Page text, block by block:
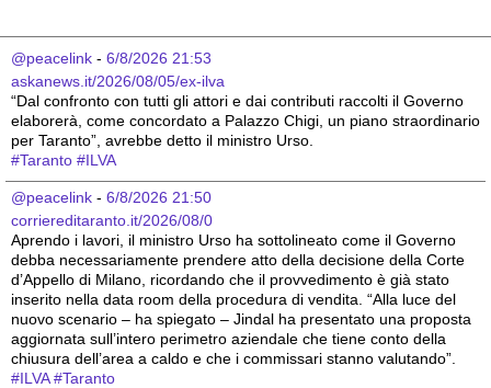
@peacelink - 6/8/2026 21:53
askanews.it/2026/08/05/ex-ilva
“Dal confronto con tutti gli attori e dai contributi raccolti il Governo
elaborerà, come concordato a Palazzo Chigi, un piano straordinario
per Taranto”, avrebbe detto il ministro Urso.
#Taranto #ILVA
@peacelink - 6/8/2026 21:50
corriereditaranto.it/2026/08/0
Aprendo i lavori, il ministro Urso ha sottolineato come il Governo
debba necessariamente prendere atto della decisione della Corte
d’Appello di Milano, ricordando che il provvedimento è già stato
inserito nella data room della procedura di vendita. “Alla luce del
nuovo scenario – ha spiegato – Jindal ha presentato una proposta
aggiornata sull’intero perimetro aziendale che tiene conto della
chiusura dell’area a caldo e che i commissari stanno valutando”.
#ILVA #Taranto